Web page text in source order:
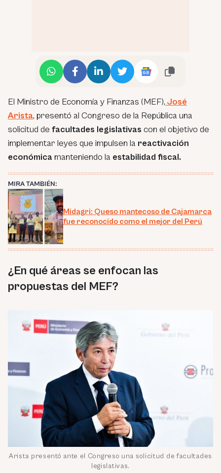
El Ministro de Economía y Finanzas (MEF), José
Arista, presentó al Congreso de la República una
solicitud de facultades legislativas con el objetivo de
implementar leyes que impulsen la reactivación
económica manteniendo la estabilidad fiscal.
MIRA TAMBIÉN:
Midagri: Queso mantecoso de Cajamarca
fue reconocido como el mejor del Perú
¿En qué áreas se enfocan las
propuestas del MEF?
Arista presentó ante el Congreso una solicitud de facultades
legislativas.